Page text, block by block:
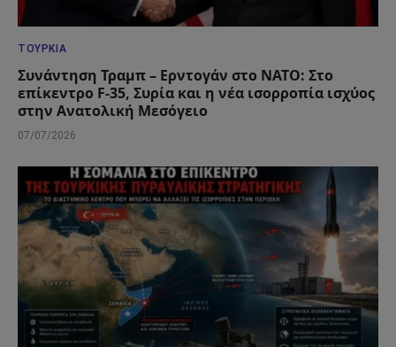
ΤΟΥΡΚΊΑ
Συνάντηση Τραμπ – Ερντογάν στο ΝΑΤΟ: Στο
επίκεντρο F-35, Συρία και η νέα ισορροπία ισχύος
στην Ανατολική Μεσόγειο
07/07/2026